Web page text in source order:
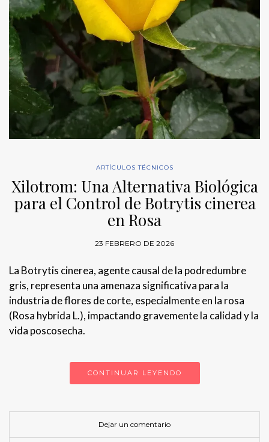
ARTÍCULOS TÉCNICOS
Xilotrom: Una Alternativa Biológica
para el Control de Botrytis cinerea
en Rosa
23 FEBRERO DE 2026
La Botrytis cinerea, agente causal de la podredumbre
gris, representa una amenaza significativa para la
industria de flores de corte, especialmente en la rosa
(Rosa hybrida L.), impactando gravemente la calidad y la
vida poscosecha.
CONTINUAR LEYENDO
Dejar un comentario